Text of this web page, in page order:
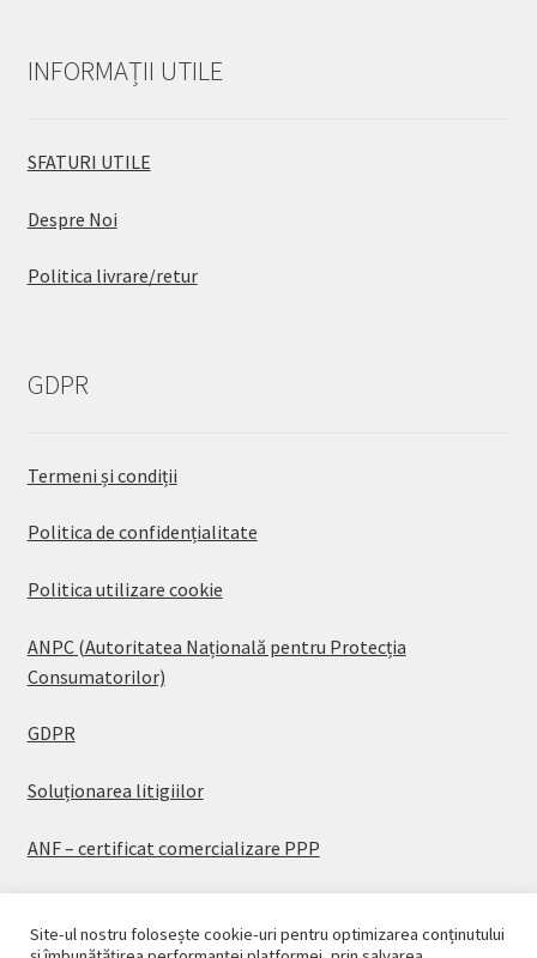
INFORMAȚII UTILE
SFATURI UTILE
Despre Noi
Politica livrare/retur
GDPR
Termeni și condiții
Politica de confidențialitate
Politica utilizare cookie
ANPC (Autoritatea Națională pentru Protecția
Consumatorilor)
GDPR
Soluționarea litigiilor
ANF – certificat comercializare PPP
Site-ul nostru folosește cookie-uri pentru optimizarea conținutului